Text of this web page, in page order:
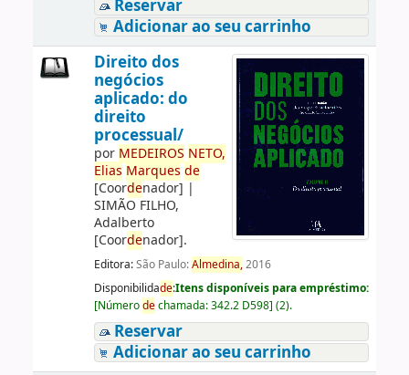
Reservar
Adicionar ao seu carrinho
Direito dos
negócios
aplicado: do
direito
processual/
por MEDEIROS NETO,
Elias Marques de
[Coordenador] |
SIMÃO FILHO,
Adalberto
[Coordenador].
Editora:São Paulo:Almedina,2016
Disponibilidade:Itens disponíveis para empréstimo:
[Númerodechamada:342.2 D598] (2).
Reservar
Adicionar ao seu carrinho